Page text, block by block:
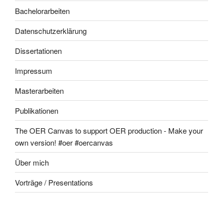
Bachelorarbeiten
Datenschutzerklärung
Dissertationen
Impressum
Masterarbeiten
Publikationen
The OER Canvas to support OER production - Make your
own version! #oer #oercanvas
Über mich
Vorträge / Presentations